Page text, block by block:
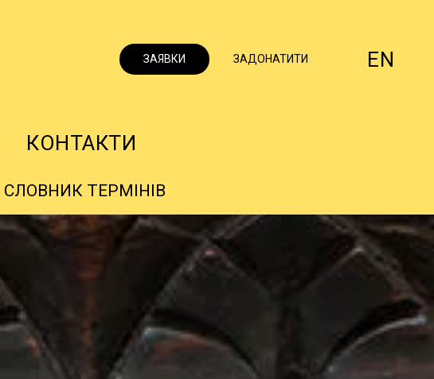
ЗАЯВКИ ЗАДОНАТИТИ EN
КОНТАКТИ
СЛОВНИК ТЕРМІНІВ